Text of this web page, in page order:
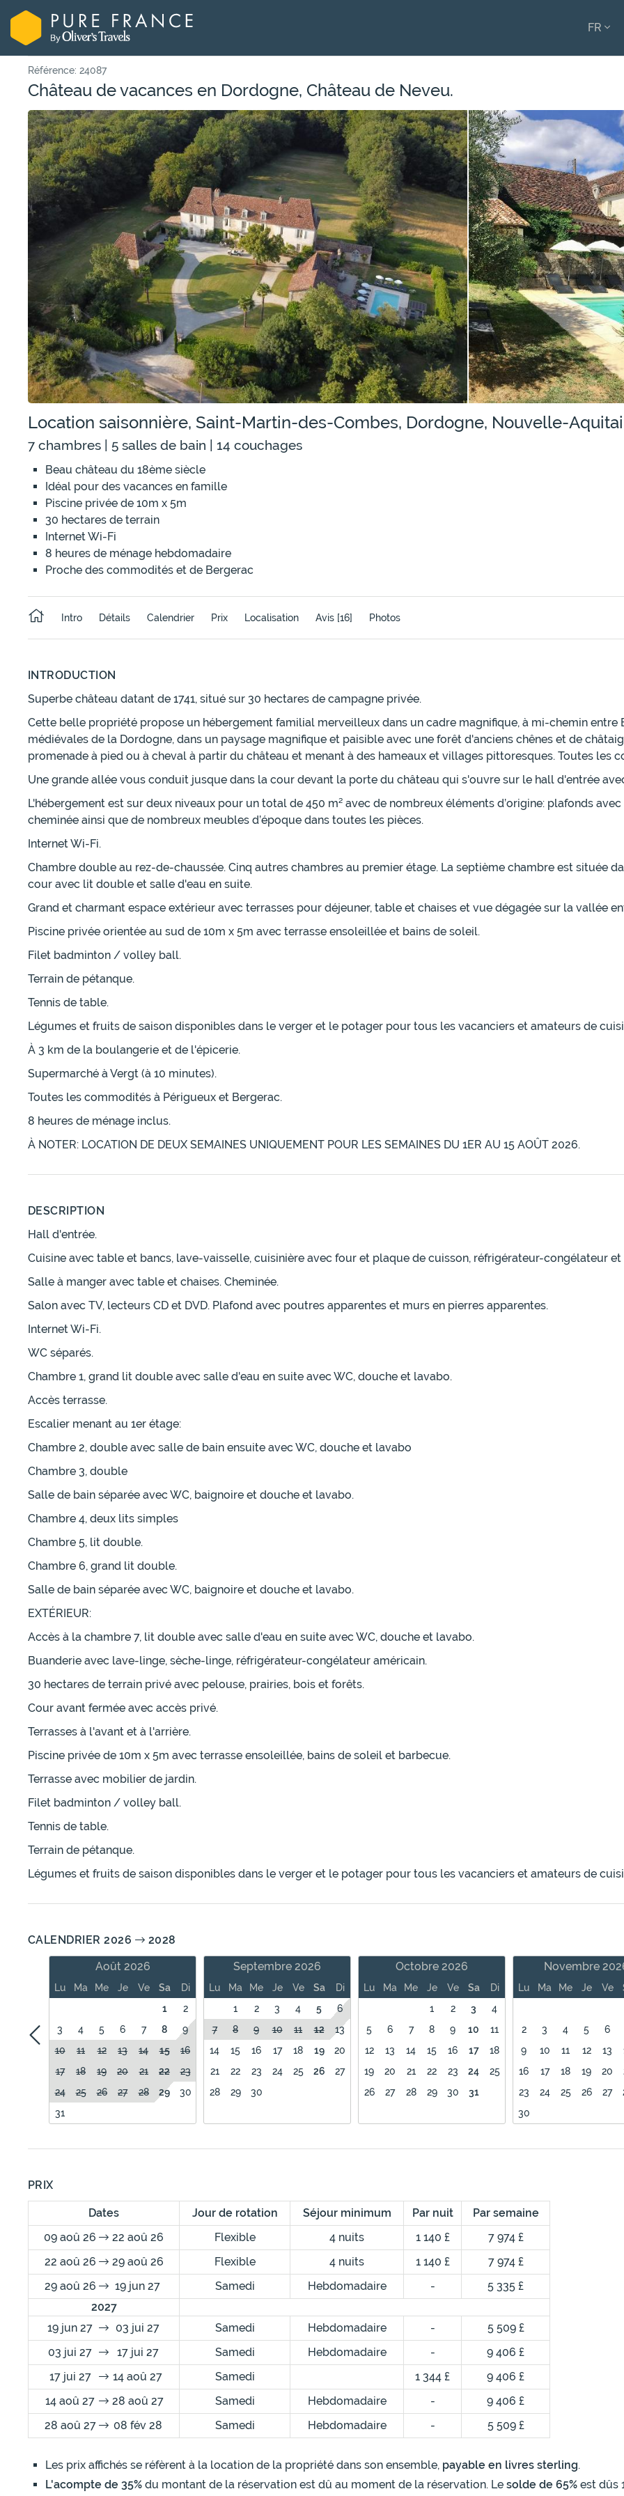
FR
Référence: 24087
Château de vacances en Dordogne, Château de Neveu.
Location saisonnière, Saint-Martin-des-Combes, Dordogne, Nouvelle-
7 chambres | 5 salles de bain | 14 couchages
Beau château du 18ème siècle
Idéal pour des vacances en famille
Piscine privée de 10m x 5m
30 hectares de terrain
Internet Wi-Fi
8 heures de ménage hebdomadaire
Proche des commodités et de Bergerac
Intro Détails Calendrier Prix Localisation Avis [16] Photos
INTRODUCTION
Superbe château datant de 1741, situé sur 30 hectares de campagne privée.
Cette belle propriété propose un hébergement familial merveilleux dans un cadre magnifique, à mi-chemin
médiévales de la Dordogne, dans un paysage magnifique et paisible avec une forêt d'anciens chênes et de
promenade à pied ou à cheval à partir du château et menant à des hameaux et villages pittoresques. Toutes les
Une grande allée vous conduit jusque dans la cour devant la porte du château qui s'ouvre sur le hall d'entrée
L'hébergement est sur deux niveaux pour un total de 450 m² avec de nombreux éléments d’origine: plafonds
cheminée ainsi que de nombreux meubles d’époque dans toutes les pièces.
Internet Wi-Fi.
Chambre double au rez-de-chaussée. Cinq autres chambres au premier étage. La septième chambre est située
cour avec lit double et salle d'eau en suite.
Grand et charmant espace extérieur avec terrasses pour déjeuner, table et chaises et vue dégagée sur la vallée
Piscine privée orientée au sud de 10m x 5m avec terrasse ensoleillée et bains de soleil.
Filet badminton / volley ball.
Terrain de pétanque.
Tennis de table.
Légumes et fruits de saison disponibles dans le verger et le potager pour tous les vacanciers et amateurs de
À 3 km de la boulangerie et de l'épicerie.
Supermarché à Vergt (à 10 minutes).
Toutes les commodités à Périgueux et Bergerac.
8 heures de ménage inclus.
À NOTER: LOCATION DE DEUX SEMAINES UNIQUEMENT POUR LES SEMAINES DU 1ER AU 15 AOÛT 2026.
DESCRIPTION
Hall d'entrée.
Cuisine avec table et bancs, lave-vaisselle, cuisinière avec four et plaque de cuisson, réfrigérateur-congélateur
Salle à manger avec table et chaises. Cheminée.
Salon avec TV, lecteurs CD et DVD. Plafond avec poutres apparentes et murs en pierres apparentes.
Internet Wi-Fi.
WC séparés.
Chambre 1, grand lit double avec salle d'eau en suite avec WC, douche et lavabo.
Accès terrasse.
Escalier menant au 1er étage:
Chambre 2, double avec salle de bain ensuite avec WC, douche et lavabo
Chambre 3, double
Salle de bain séparée avec WC, baignoire et douche et lavabo.
Chambre 4, deux lits simples
Chambre 5, lit double.
Chambre 6, grand lit double.
Salle de bain séparée avec WC, baignoire et douche et lavabo.
EXTÉRIEUR:
Accès à la chambre 7, lit double avec salle d'eau en suite avec WC, douche et lavabo.
Buanderie avec lave-linge, sèche-linge, réfrigérateur-congélateur américain.
30 hectares de terrain privé avec pelouse, prairies, bois et forêts.
Cour avant fermée avec accès privé.
Terrasses à l'avant et à l'arrière.
Piscine privée de 10m x 5m avec terrasse ensoleillée, bains de soleil et barbecue.
Terrasse avec mobilier de jardin.
Filet badminton / volley ball.
Tennis de table.
Terrain de pétanque.
Légumes et fruits de saison disponibles dans le verger et le potager pour tous les vacanciers et amateurs de
CALENDRIER 2026
2028
Août 2026
Lu Ma Me Je Ve Sa
Di
1
2
3
4 5 6 7 8
9
10
11 12 13 14 15
16
17
18 19 20 21 22
23
24
25 26 27 28 29
30
31
Septembre 2026
Lu Ma Me Je Ve Sa
Di
1
2 3 4 5
6
7
8 9 10 11 12
13
14
15 16 17 18 19
20
21
22 23 24 25 26
27
28
29 30
Octobre 2026
Lu Ma Me Je Ve Sa
Di
1
2 3
4
5
6 7 8 9 10
11
12
13 14 15 16 17
18
19
20 21 22 23 24
25
26
27 28 29 30 31
Novembre
Lu Ma Me Je Ve
2 3 4 5
6
9
10 11 12 13
16
17 18 19 20
23
24 25 26 27
30
PRIX
Dates Jour de rotation Séjour minimum Par nuit
Par semaine
09 aoû 26
22 aoû 26 Flexible 4 nuits 1 140 £
7 974 £
22 aoû 26
29 aoû 26 Flexible 4 nuits 1 140 £
7 974 £
29 aoû 26
19 jun 27 Samedi Hebdomadaire -
5 335 £
2027
19 jun 27
03 jui 27 Samedi Hebdomadaire -
5 509 £
03 jui 27
17 jui 27 Samedi Hebdomadaire -
9 406 £
17 jui 27
14 aoû 27 Samedi 1 344 £
9 406 £
14 aoû 27
28 aoû 27 Samedi Hebdomadaire -
9 406 £
28 aoû 27
08 fév 28 Samedi Hebdomadaire - 5 509 £
Les prix affichés se réfèrent à la location de la propriété dans son ensemble, payable en livres sterling.
L'acompte de 35% du montant de la réservation est dû au moment de la réservation. Le solde de 65% est dûs